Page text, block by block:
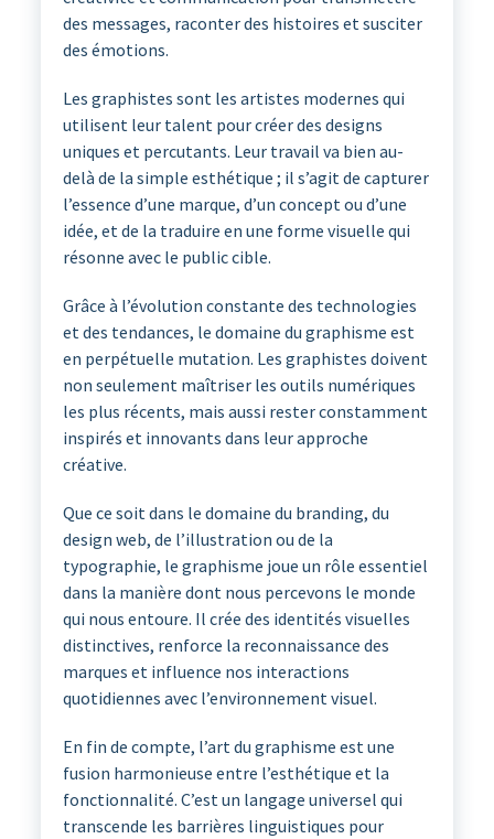
des messages, raconter des histoires et susciter
des émotions.
Les graphistes sont les artistes modernes qui
utilisent leur talent pour créer des designs
uniques et percutants. Leur travail va bien au-
delà de la simple esthétique ; il s’agit de capturer
l’essence d’une marque, d’un concept ou d’une
idée, et de la traduire en une forme visuelle qui
résonne avec le public cible.
Grâce à l’évolution constante des technologies
et des tendances, le domaine du graphisme est
en perpétuelle mutation. Les graphistes doivent
non seulement maîtriser les outils numériques
les plus récents, mais aussi rester constamment
inspirés et innovants dans leur approche
créative.
Que ce soit dans le domaine du branding, du
design web, de l’illustration ou de la
typographie, le graphisme joue un rôle essentiel
dans la manière dont nous percevons le monde
qui nous entoure. Il crée des identités visuelles
distinctives, renforce la reconnaissance des
marques et influence nos interactions
quotidiennes avec l’environnement visuel.
En fin de compte, l’art du graphisme est une
fusion harmonieuse entre l’esthétique et la
fonctionnalité. C’est un langage universel qui
transcende les barrières linguistiques pour